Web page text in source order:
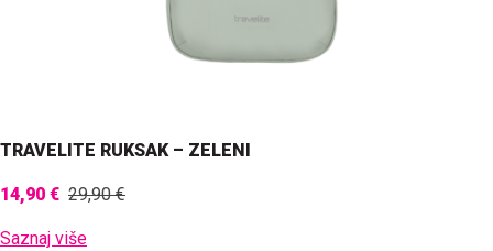
TRAVELITE RUKSAK – ZELENI
14,90 € 29,90 €
Saznaj više